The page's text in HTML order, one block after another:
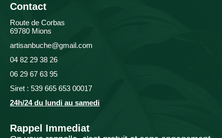
Contact
Route de Corbas
69780 Mions
artisanbuche@gmail.com
04 82 29 38 26
06 29 67 63 95
Siret : 539 665 653 00017
24h/24 du lundi au samedi
Rappel Immediat